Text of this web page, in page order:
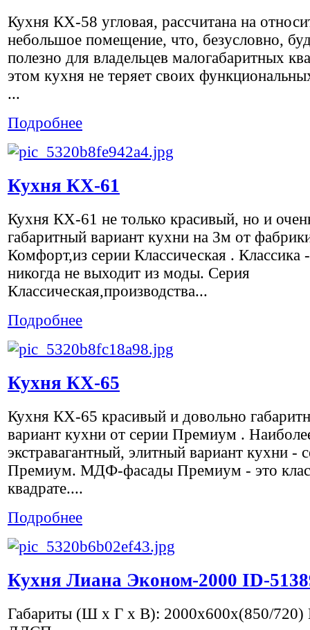
Кухня КХ-58 угловая, рассчитана на
небольшое помещение, что, безусловно,
полезно для владельцев малогабаритных
этом кухня не теряет своих
...
Подробнее
Кухня КХ-61
Кухня КХ-61 не только красивый, но и
габаритный вариант кухни на 3м от
Комфорт,из серии Классическая . Классика
никогда не выходит из моды. Серия
Классическая,производства...
Подробнее
Кухня КХ-65
Кухня КХ-65 красивый и довольно
вариант кухни от серии Премиум .
экстравагантный, элитный вариант кухни -
Премиум. МДФ-фасады Премиум - это
квадрате....
Подробнее
Кухня Лиана Эконом-2000 ID-
Габариты (Ш х Г х В): 2000х600х(850/720)